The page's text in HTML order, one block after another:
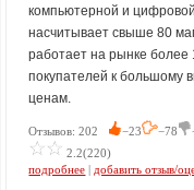
компьютерной и
насчитывает свыше 80
работает на рынке более
покупателей к большому
ценам.
Отзывов: 202 −23 −78
2.2(220)
подробнее | добавить отзыв/